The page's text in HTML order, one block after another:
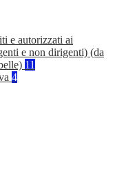
e autorizzati ai
e non dirigenti) (da
11
4